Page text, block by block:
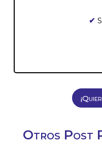
✔
Otros Post